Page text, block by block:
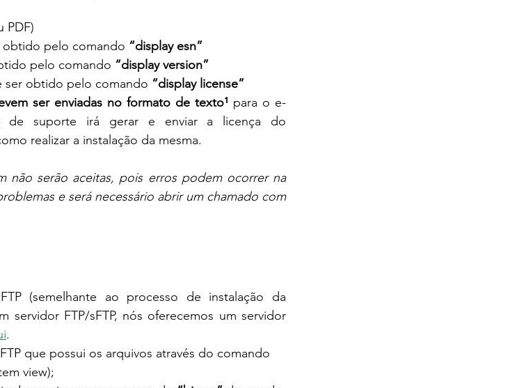
PDF)
pelo comando “display esn”
pelo comando “display version”
ser obtido pelo comando “display license”
ser enviadas no formato de texto¹ para o e-
suporte irá gerar e enviar a licença do
realizar a instalação da mesma.
não serão aceitas, pois erros podem ocorrer na
e será necessário abrir um chamado com
(semelhante ao processo de instalação da
servidor FTP/sFTP, nós oferecemos um servidor
.
que possui os arquivos através do comando
view);